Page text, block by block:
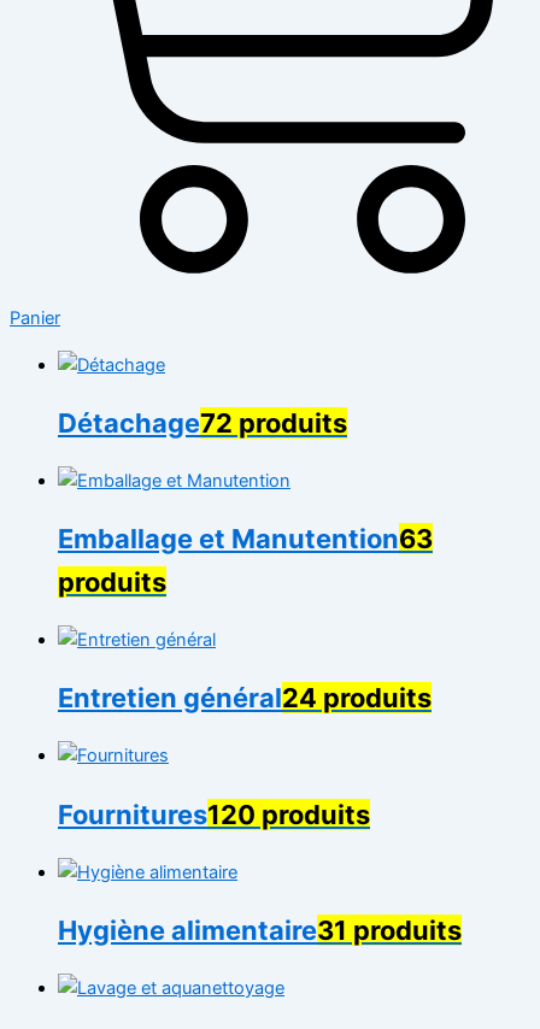
Panier
Détachage72 produits
Emballage et Manutention63
produits
Entretien général24 produits
Fournitures120 produits
Hygiène alimentaire31 produits